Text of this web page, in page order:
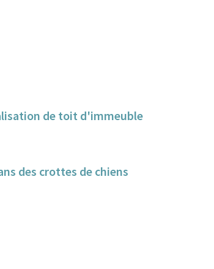
de toit d'immeuble
des crottes de chiens